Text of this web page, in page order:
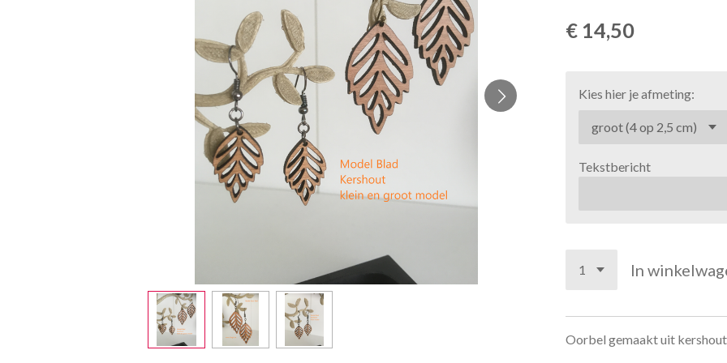
€ 14,50
Kies hier je afmeting:
Tekstbericht
In
Oorbel gemaakt uit